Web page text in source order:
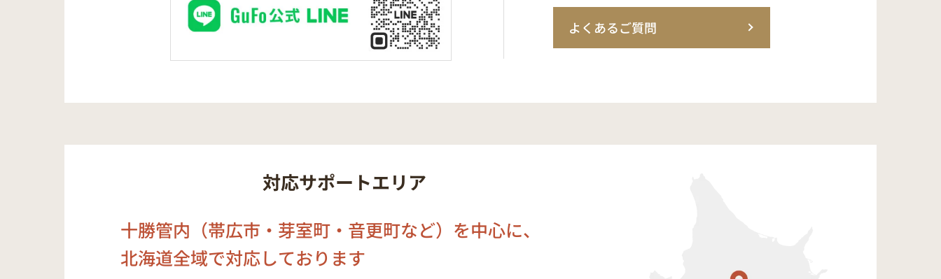
よくあるご質問
対応サポートエリア
十勝管内（帯広市・芽室町・音更町など）を中心に、
北海道全域で対応しております